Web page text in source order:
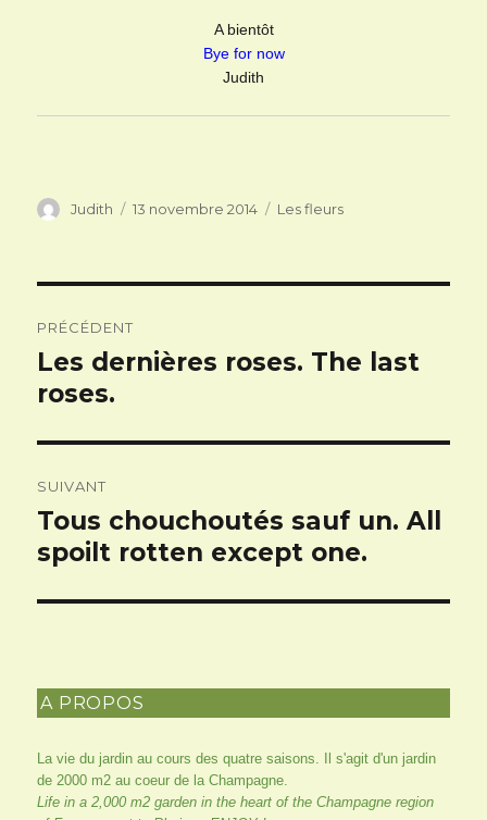
A bientôt
Bye for now
Judith
Auteur
Judith
Publié
13 novembre 2014 Catégories
Les fleurs
de
l’article
PRÉCÉDENT
Article
précédent :
Les dernières roses. The last
roses.
SUIVANT
Article
suivant :
Tous chouchoutés sauf un. All
spoilt rotten except one.
A PROPOS
La vie du jardin au cours des quatre saisons. Il s'agit d'un jardin
de 2000 m2 au coeur de la Champagne.
Life in a 2,000 m2 garden in the heart of the Champagne region